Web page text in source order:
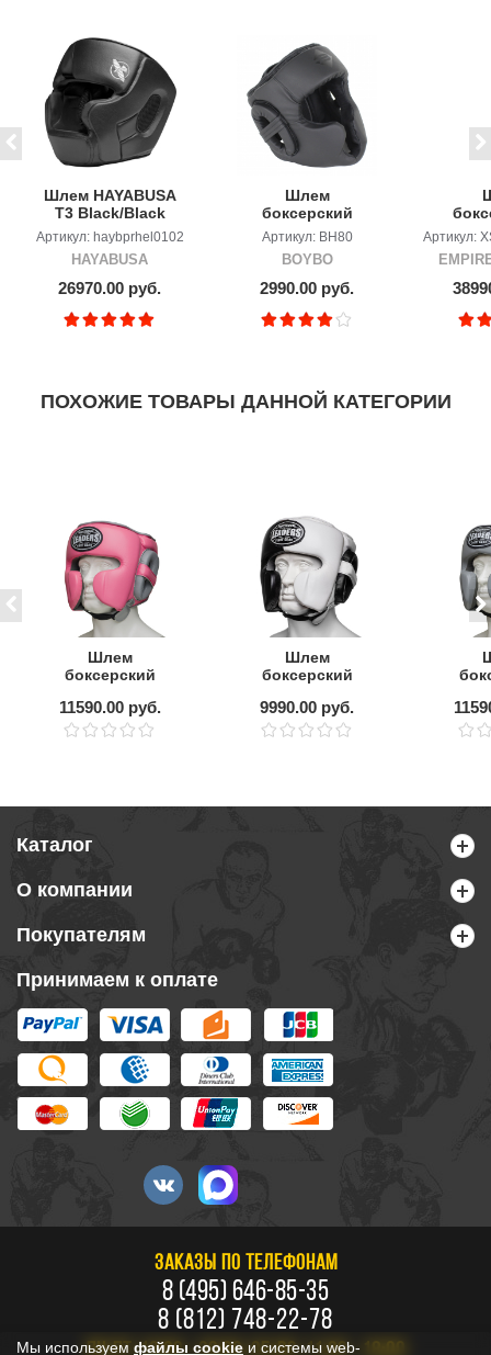
Шлем HAYABUSA
T3 Black/Black
Артикул: haybprhel0102
HAYABUSA
26970.00 руб.
Шлем
боксерский
BOYBO Ataka
чёрный
Артикул: BH80
BOYBO
2990.00 руб.
Артикул:
ПОХОЖИЕ ТОВАРЫ ДАННОЙ КАТЕГОРИИ
Шлем
боксерский
FANCY PNK/GR
11590.00 руб.
Шлем
боксерский
BK/WH 1/2
9990.00 руб.
Каталог
О компании
Покупателям
Принимаем к оплате
ЗАКАЗЫ ПО ТЕЛЕФОНАМ
8 (495) 646-85-35
8 (812) 748-22-78
Мы используем файлы cookie и системы web-